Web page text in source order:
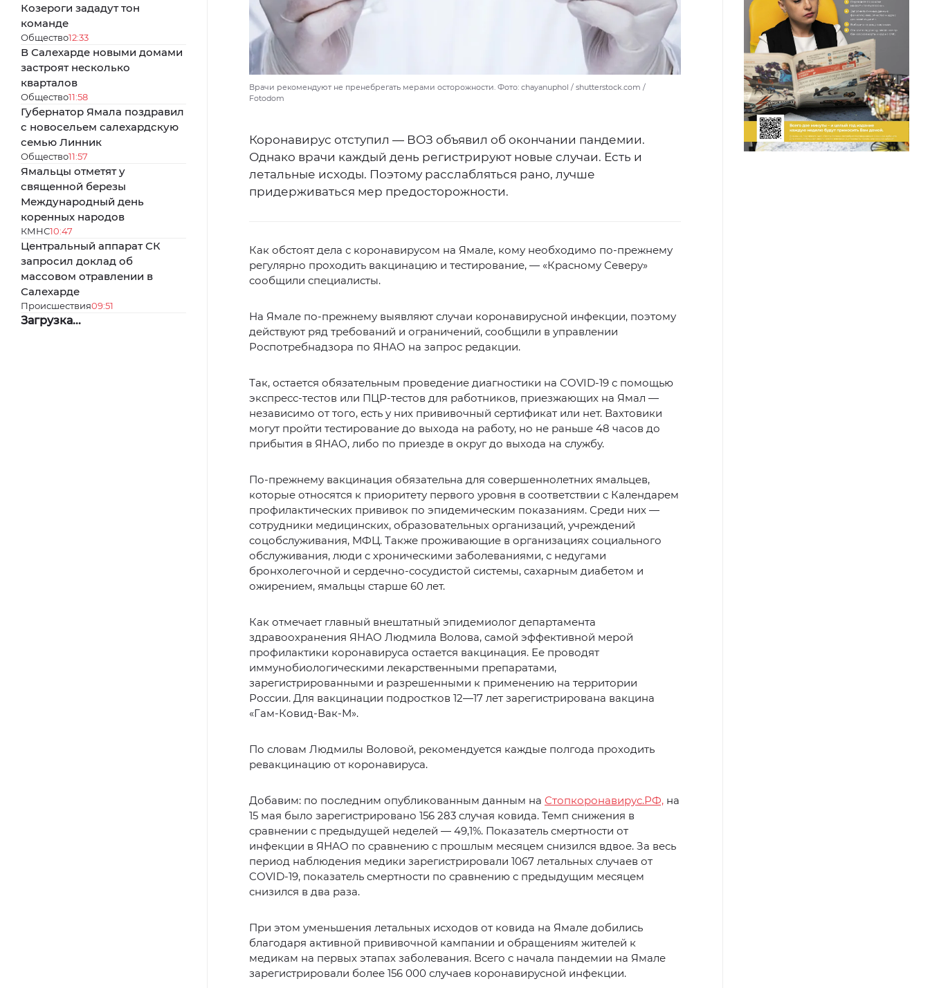
Козероги зададут тон
команде
Общество12:33
В Салехарде новыми домами
застроят несколько
кварталов
Общество11:58
Губернатор Ямала поздравил
с новосельем салехардскую
семью Линник
Общество11:57
Ямальцы отметят у
священной березы
Международный день
коренных народов
КМНС10:47
Центральный аппарат СК
запросил доклад об
массовом отравлении в
Салехарде
Происшествия09:51
Загрузка...
Врачи рекомендуют не пренебрегать мерами осторожности. Фото: chayanuphol / shutterstock.com /
Fotodom
Коронавирус отступил — ВОЗ объявил об окончании пандемии.
Однако врачи каждый день регистрируют новые случаи. Есть и
летальные исходы. Поэтому расслабляться рано, лучше
придерживаться мер предосторожности.
Как обстоят дела с коронавирусом на Ямале, кому необходимо по-прежнему
регулярно проходить вакцинацию и тестирование, — «Красному Северу»
сообщили специалисты.
На Ямале по-прежнему выявляют случаи коронавирусной инфекции, поэтому
действуют ряд требований и ограничений, сообщили в управлении
Роспотребнадзора по ЯНАО на запрос редакции.
Так, остается обязательным проведение диагностики на COVID-19 с помощью
экспресс-тестов или ПЦР-тестов для работников, приезжающих на Ямал —
независимо от того, есть у них прививочный сертификат или нет. Вахтовики
могут пройти тестирование до выхода на работу, но не раньше 48 часов до
прибытия в ЯНАО, либо по приезде в округ до выхода на службу.
По-прежнему вакцинация обязательна для совершеннолетних ямальцев,
которые относятся к приоритету первого уровня в соответствии с Календарем
профилактических прививок по эпидемическим показаниям. Среди них —
сотрудники медицинских, образовательных организаций, учреждений
соцобслуживания, МФЦ. Также проживающие в организациях социального
обслуживания, люди с хроническими заболеваниями, с недугами
бронхолегочной и сердечно-сосудистой системы, сахарным диабетом и
ожирением, ямальцы старше 60 лет.
Как отмечает главный внештатный эпидемиолог департамента
здравоохранения ЯНАО Людмила Волова, самой эффективной мерой
профилактики коронавируса остается вакцинация. Ее проводят
иммунобиологическими лекарственными препаратами,
зарегистрированными и разрешенными к применению на территории
России. Для вакцинации подростков 12—17 лет зарегистрирована вакцина
«Гам-Ковид-Вак-М».
По словам Людмилы Воловой, рекомендуется каждые полгода проходить
ревакцинацию от коронавируса.
Добавим: по последним опубликованным данным на Стопкоронавирус.РФ, на
15 мая было зарегистрировано 156 283 случая ковида. Темп снижения в
сравнении с предыдущей неделей — 49,1%. Показатель смертности от
инфекции в ЯНАО по сравнению с прошлым месяцем снизился вдвое. За весь
период наблюдения медики зарегистрировали 1067 летальных случаев от
COVID-19, показатель смертности по сравнению с предыдущим месяцем
снизился в два раза.
При этом уменьшения летальных исходов от ковида на Ямале добились
благодаря активной прививочной кампании и обращениям жителей к
медикам на первых этапах заболевания. Всего с начала пандемии на Ямале
зарегистрировали более 156 000 случаев коронавирусной инфекции.